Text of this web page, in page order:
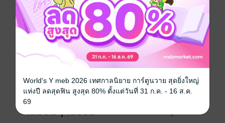
ซีรีส์ ศึกเทพศาสตรา สงครามเทพสะบั้นดารา
ประเภทไฟล์ pdf
วันที่วางขาย 28 พฤศจิกายน 2566
ราคาปก 70 บาท (ประหยัด 14%)
เล่มอื่นๆ ในซีรีส์
World's Y meb 2026 เทศกาลนิยาย การ์ตูนวาย สุดยิ่งใหญ่
แห่งปี ลดสุดฟิน สูงสุด 80% ตั้งแต่วันที่ 31 ก.ค. - 16 ส.ค.
69